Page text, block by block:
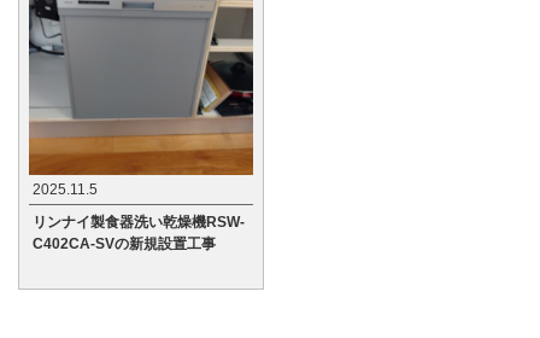
2025.11.5
リンナイ製食器洗い乾燥機RSW-
C402CA-SVの新規設置工事